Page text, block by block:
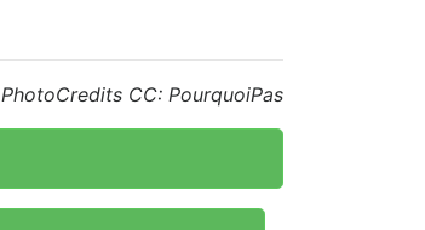
PhotoCredits CC: PourquoiPas